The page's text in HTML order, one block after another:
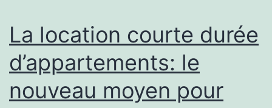
La location courte durée
d’appartements: le
nouveau moyen pour